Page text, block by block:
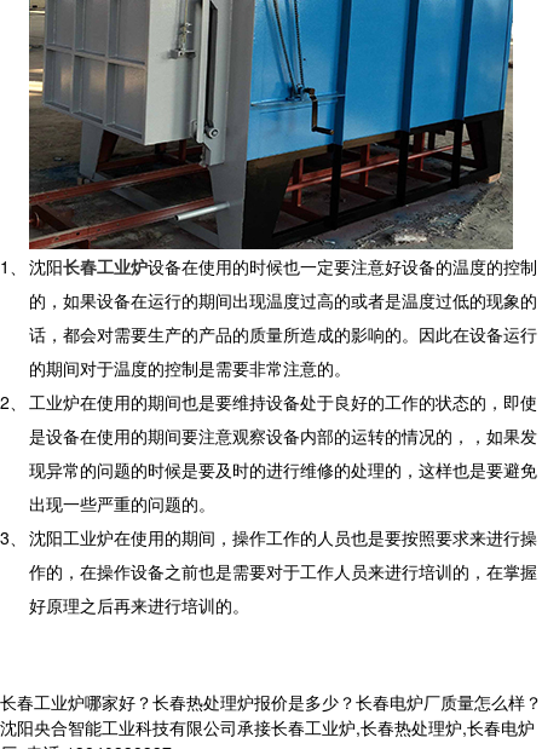
1、 沈阳长春工业炉设备在使用的时候也一定要注意好设备的温度的控制
的，如果设备在运行的期间出现温度过高的或者是温度过低的现象的
话，都会对需要生产的产品的质量所造成的影响的。因此在设备运行
的期间对于温度的控制是需要非常注意的。
2、 工业炉在使用的期间也是要维持设备处于良好的工作的状态的，即使
是设备在使用的期间要注意观察设备内部的运转的情况的，，如果发
现异常的问题的时候是要及时的进行维修的处理的，这样也是要避免
出现一些严重的问题的。
3、 沈阳工业炉在使用的期间，操作工作的人员也是要按照要求来进行操
作的，在操作设备之前也是需要对于工作人员来进行培训的，在掌握
好原理之后再来进行培训的。
长春工业炉哪家好？长春热处理炉报价是多少？长春电炉厂质量怎么样？
沈阳央合智能工业科技有限公司承接长春工业炉,长春热处理炉,长春电炉